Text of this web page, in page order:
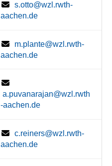
s.otto@wzl.rwth-
aachen.de
m.plante@wzl.rwth-
aachen.de
a.puvanarajan@wzl.rwth
-aachen.de
c.reiners@wzl.rwth-
aachen.de